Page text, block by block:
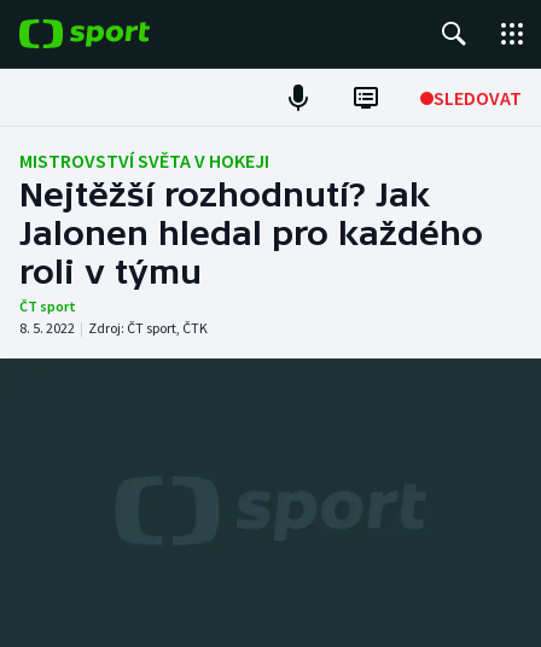
SLEDOVAT
Fotbal
Hokej
Tenis
Atletika
MISTROVSTVÍ SVĚTA V HOKEJI
Nejtěžší rozhodnutí? Jak
Jalonen hledal pro každého
roli v týmu
ČT sport
8. 5. 2022 | Zdroj: ČT sport, ČTK